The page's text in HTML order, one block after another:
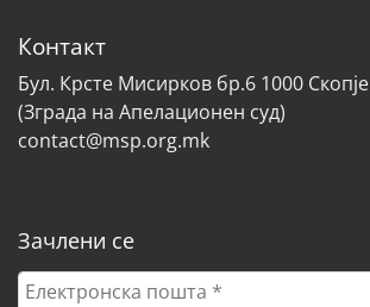
Контакт
Бул. Крсте Мисирков бр.6 1000 Скопје
(Зграда на Апелационен суд)
contact@msp.org.mk
Зачлени се
Електронска